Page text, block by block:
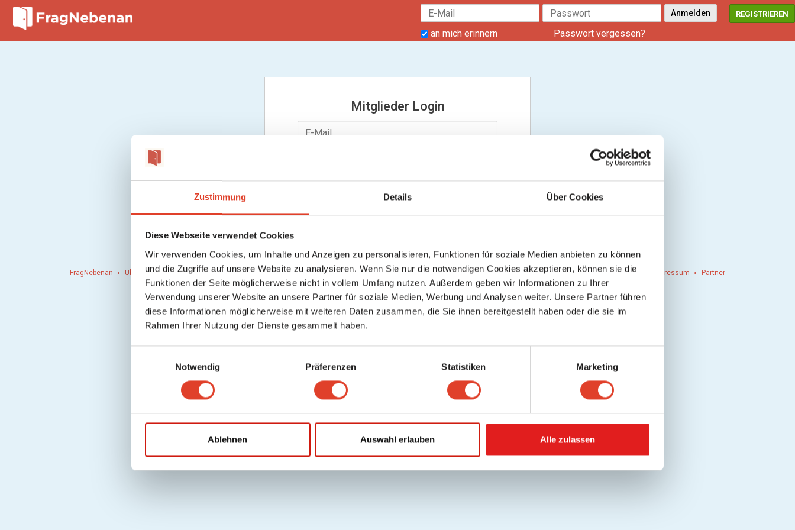
Zustimmung Details Über Cookies
Diese Webseite verwendet Cookies
Wir verwenden Cookies, um Inhalte und Anzeigen zu personalisieren, Funktionen für soziale Medien anbieten zu können
und die Zugriffe auf unsere Website zu analysieren. Wenn Sie nur die notwendigen Cookies akzeptieren, können sie die
Funktionen der Seite möglicherweise nicht in vollem Umfang nutzen. Außerdem geben wir Informationen zu Ihrer
Verwendung unserer Website an unsere Partner für soziale Medien, Werbung und Analysen weiter. Unsere Partner führen
diese Informationen möglicherweise mit weiteren Daten zusammen, die Sie ihnen bereitgestellt haben oder die sie im
Rahmen Ihrer Nutzung der Dienste gesammelt haben.
g
Notwendig Präferenzen Statistiken Marketing
Ablehnen Auswahl erlauben Alle zulassen
an mich erinnern Passwort vergessen?
REGISTRIEREN
Mitglieder Login
an mich erinnern Passwort vergessen?
FragNebenan Über uns Presse Hausordnung Hilfe / FAQ Datenschutz Cookies Nutzungsbedingungen/AGB Gutschein einlösen Werbung Kontakt Impressum Partner
Copyright © 2026 FragNebenan. Alle Rechte vorbehalten.Deutsch